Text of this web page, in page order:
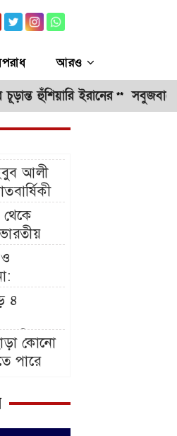
আরও
ইরানের ** সবুজবাগে অজ্ঞাত
আলী
থেকে
৪
দাবিকোনো
পারে